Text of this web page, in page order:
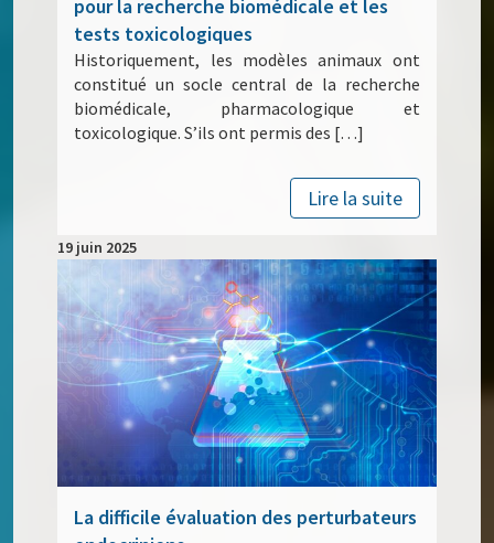
pour la recherche biomédicale et les
tests toxicologiques
Historiquement, les modèles animaux ont
constitué un socle central de la recherche
biomédicale, pharmacologique et
toxicologique. S’ils ont permis des […]
Lire la suite
19 juin 2025
La difficile évaluation des perturbateurs